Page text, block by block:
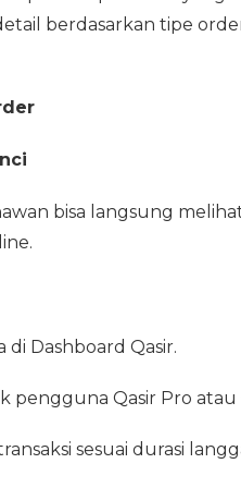
berdasarkan tipe
bisa langsung
Dashboard Qasir.
Qasir Pro atau
sesuai durasi